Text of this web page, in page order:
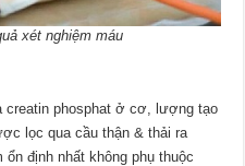
xét nghiệm máu
creatin phosphat ở cơ, lượng tạo
lọc qua cầu thận & thải ra
định nhất không phụ thuộc